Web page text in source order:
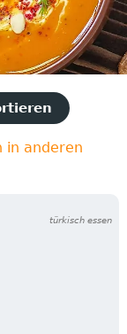
in anderen
türkisch essen